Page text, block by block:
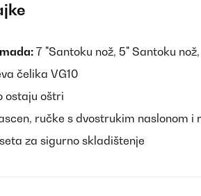
7 "Santoku nož, 5" Santoku
čelika VG10
ostaju oštri
ručke s dvostrukim naslonom i
za sigurno skladištenje